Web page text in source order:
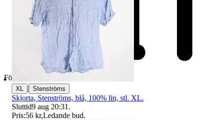
Företag
XL | Stenströms
Skjorta, Stenströms, blå, 100% lin, stl. XL.
Sluttid9 aug 20:31 .
Pris:56 kr,Ledande bud.